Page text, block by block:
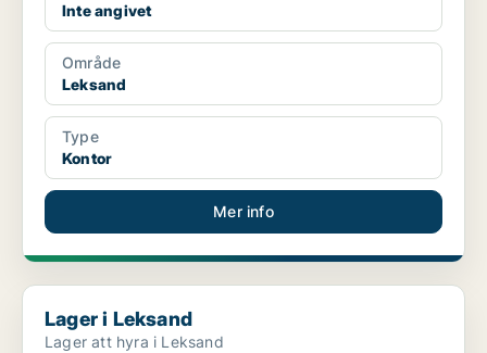
Inte angivet
Område
Leksand
Type
Kontor
Mer info
Lager i Leksand
Lager i Leksand
Lager att hyra i Leksand